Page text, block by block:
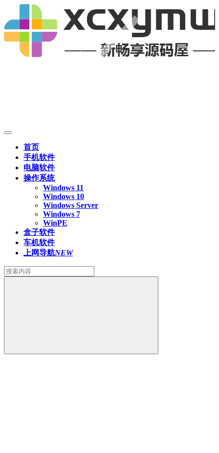
首页
手机软件
电脑软件
操作系统
Windows 11
Windows 10
Windows Server
Windows 7
WinPE
盒子软件
车机软件
上网导航NEW